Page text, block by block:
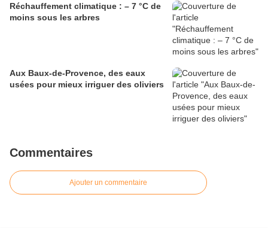
Réchauffement climatique : – 7 °C de
moins sous les arbres
Aux Baux-de-Provence, des eaux
usées pour mieux irriguer des oliviers
Commentaires
Ajouter un commentaire